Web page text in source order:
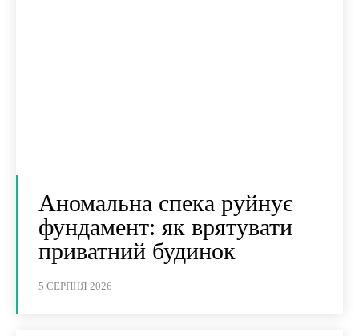
Аномальна спека руйнує
фундамент: як врятувати
приватний будинок
5 СЕРПНЯ 2026